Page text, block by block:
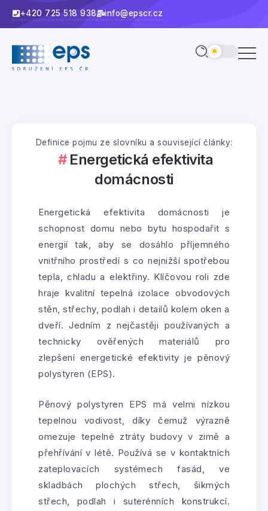
+420 725 518 938 info@epscr.cz
Definice pojmu ze slovníku a související články:
Energetická efektivita
domácnosti
Energetická efektivita domácnosti je
schopnost domu nebo bytu hospodařit s
energií tak, aby se dosáhlo příjemného
vnitřního prostředí s co nejnižší spotřebou
tepla, chladu a elektřiny. Klíčovou roli zde
hraje kvalitní tepelná izolace obvodových
stěn, střechy, podlah i detailů kolem oken a
dveří. Jedním z nejčastěji používaných a
technicky ověřených materiálů pro
zlepšení energetické efektivity je pěnový
polystyren (EPS).
Pěnový polystyren EPS má velmi nízkou
tepelnou vodivost, díky čemuž výrazně
omezuje tepelné ztráty budovy v zimě a
přehřívání v létě. Používá se v kontaktních
zateplovacích systémech fasád, ve
skladbách plochých střech, šikmých
střech, podlah i suterénních konstrukcí.